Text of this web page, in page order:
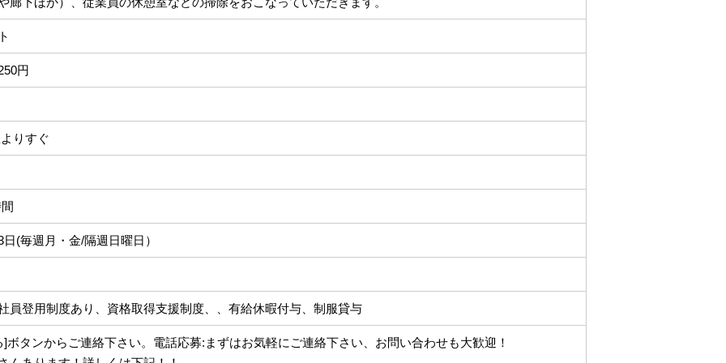
円
りすぐ
(毎週月・金/隔週日曜日）
員登用制度あり、資格取得支援制度、、有給休暇付与、制服貸与
ボタンからご連絡下さい。電話応募:まずはお気軽にご連絡下さい、お問い合わせも大歓迎！